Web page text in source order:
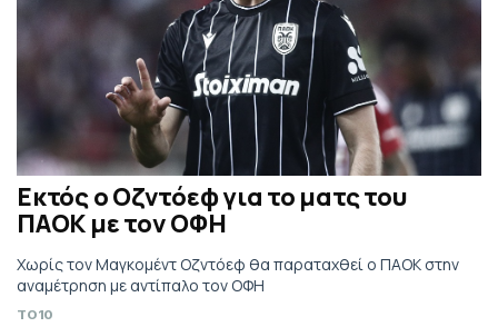
Εκτός ο Οζντόεφ για το ματς του
ΠΑΟΚ με τον ΟΦΗ
Χωρίς τον Μαγκομέντ Οζντόεφ θα παραταχθεί ο ΠΑΟΚ στην
αναμέτρηση με αντίπαλο τον ΟΦΗ
TO10